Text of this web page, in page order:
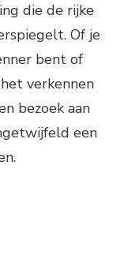
die de rijke
Of je
bent of
verkennen
bezoek aan
een